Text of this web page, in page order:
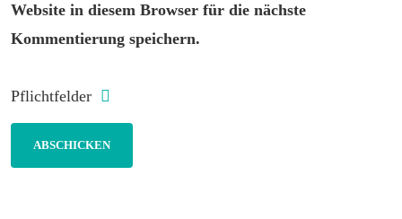
Website in diesem Browser für die nächste
Kommentierung speichern.
Pflichtfelder